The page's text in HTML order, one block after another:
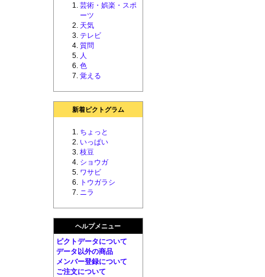
芸術・娯楽・スポ
ーツ
天気
テレビ
質問
人
色
覚える
新着ピクトグラム
ちょっと
いっぱい
枝豆
ショウガ
ワサビ
トウガラシ
ニラ
ヘルプメニュー
ピクトデータについて
データ以外の商品
メンバー登録について
ご注文について